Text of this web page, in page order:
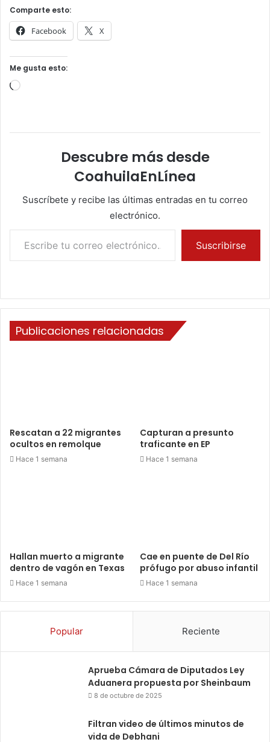
Comparte esto:
Facebook X
Me gusta esto:
Cargando...
Descubre más desde
CoahuilaEnLínea
Suscríbete y recibe las últimas entradas en tu correo
electrónico.
Escribe tu correo electrónico…
Suscribirse
Publicaciones relacionadas
Rescatan a 22 migrantes
ocultos en remolque
Hace 1 semana
Capturan a presunto
traficante en EP
Hace 1 semana
Hallan muerto a migrante
dentro de vagón en Texas
Hace 1 semana
Cae en puente de Del Río
prófugo por abuso infantil
Hace 1 semana
Popular Reciente
Aprueba Cámara de Diputados Ley
Aduanera propuesta por Sheinbaum
8 de octubre de 2025
Filtran video de últimos minutos de
vida de Debhani